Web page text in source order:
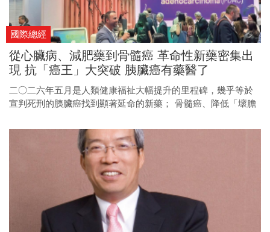
國際總經
從心臟病、減肥藥到骨髓癌 革命性新藥密集出
現 抗「癌王」大突破 胰臟癌有藥醫了
二○二六年五月是人類健康福祉大幅提升的里程碑，幾乎等於
宣判死刑的胰臟癌找到顯著延命的新藥； 骨髓癌、降低「壞膽